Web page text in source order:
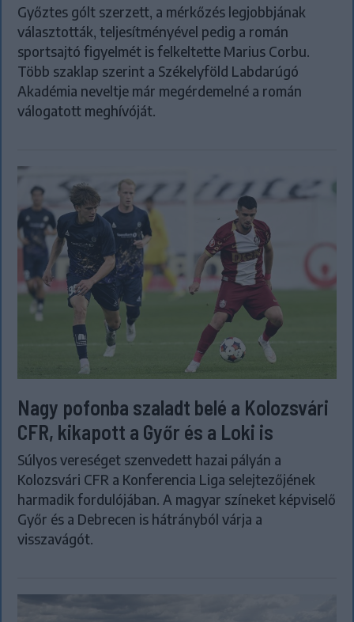
Győztes gólt szerzett, a mérkőzés legjobbjának
választották, teljesítményével pedig a román
sportsajtó figyelmét is felkeltette Marius Corbu.
Több szaklap szerint a Székelyföld Labdarúgó
Akadémia neveltje már megérdemelné a román
válogatott meghívóját.
Nagy pofonba szaladt belé a Kolozsvári
CFR, kikapott a Győr és a Loki is
Súlyos vereséget szenvedett hazai pályán a
Kolozsvári CFR a Konferencia Liga selejtezőjének
harmadik fordulójában. A magyar színeket képviselő
Győr és a Debrecen is hátrányból várja a
visszavágót.